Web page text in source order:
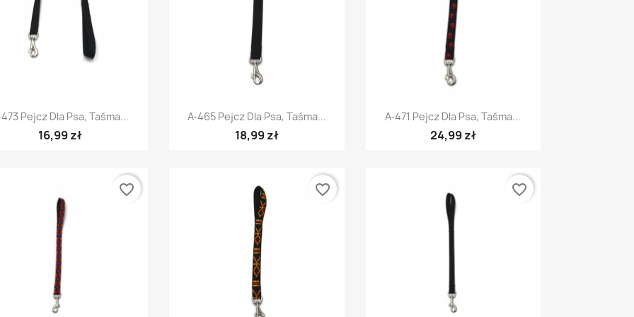
Szybki podgląd
Pejcz Dla Psa, Taśma...
16,99 zł
Szybki podgląd
A-465 Pejcz Dla Psa, Taśma...
18,99 zł
Szybki podgląd
A-471 Pejcz Dla Psa, Taśma...
24,99 zł
favorite_border favorite_border favorite_border